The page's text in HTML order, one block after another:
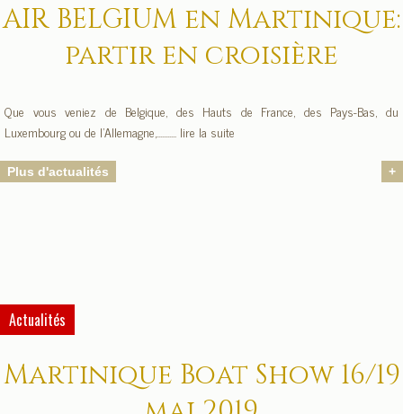
AIR BELGIUM en Martinique:
partir en croisière
Que vous veniez de Belgique, des Hauts de France, des Pays-Bas, du
Luxembourg ou de l’Allemagne,........... lire la suite
+
Plus d'actualités
Actualités
Martinique Boat Show 16/19